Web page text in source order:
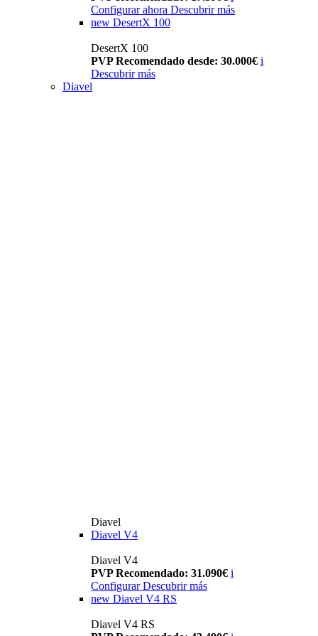
Configurar ahora Descubrir más
new DesertX 100
DesertX 100
PVP Recomendado desde: 30.000€ i
Descubrir más
Diavel
Diavel
Diavel V4
Diavel V4
PVP Recomendado: 31.090€ i
Configurar Descubrir más
new Diavel V4 RS
Diavel V4 RS